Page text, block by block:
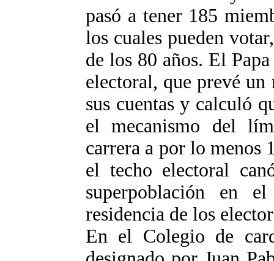
pasó a tener 185
los cuales pueden
de los 80 años. El
electoral, que prevé
sus cuentas y calculó
el mecanismo del
carrera a por lo menos
el techo electoral
superpoblación en
residencia de los
En el Colegio de